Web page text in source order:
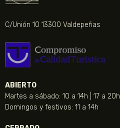
C/Unión 10 13300 Valdepeñas
ABIERTO
Martes a sábado: 10 a 14h | 17 a 20h
Domingos y festivos: 11 a 14h